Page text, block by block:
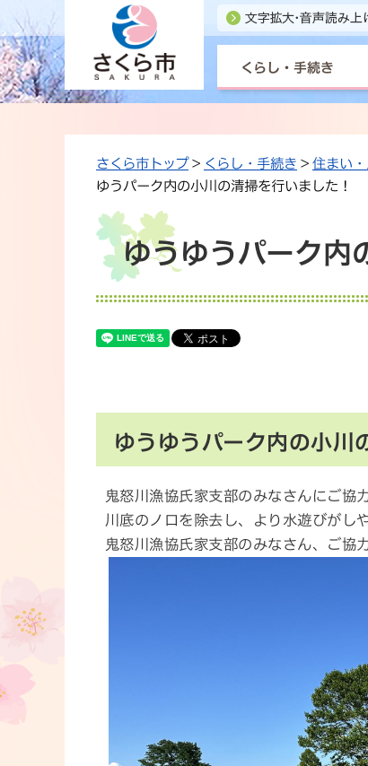
くらし・手続き
さくら市トップ> くらし・手続き > 住まい
ゆうパーク内の小川の清掃を行いました！
ゆうゆうパーク内
ゆうゆうパーク内の小川
鬼怒川漁協氏家支部のみなさんにご協
川底のノロを除去し、より水遊びがし
鬼怒川漁協氏家支部のみなさん、ご協